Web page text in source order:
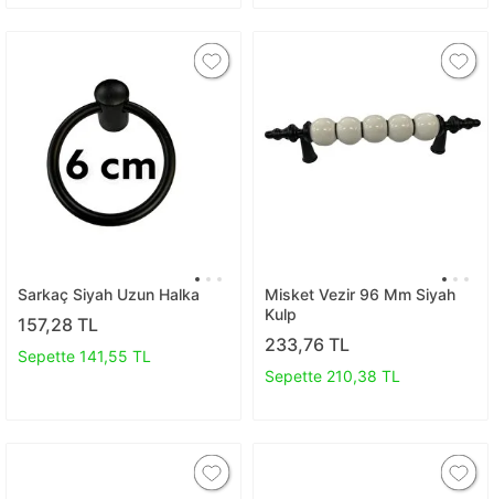
Sarkaç Siyah Uzun Halka
157,28 TL
Sepette 141,55 TL
Misket Vezir 96 Mm Siyah
Kulp
233,76 TL
Sepette 210,38 TL